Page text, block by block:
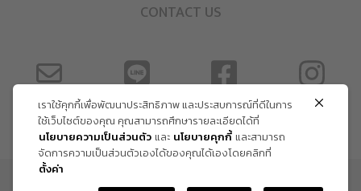
CONTACT US
ข้อกำหนด และเงื่อนไข
เราใช้คุกกี้เพื่อพัฒนาประสิทธิภาพ และประสบการณ์ที่ดีในการ
ใช้เว็บไซต์ของคุณ คุณสามารถศึกษารายละเอียดได้ที่
นโยบายความเป็นส่วนตัวและ นโยบายคุกกี้และสามารถ
จัดการความเป็นส่วนตัวเองได้ของคุณได้เองโดยคลิกที่
ตั้งค่า